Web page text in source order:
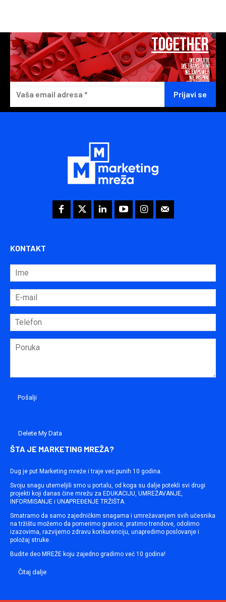
KONTAKT
Delete My Data
ŠTA JE MARKETING MREŽA?
Dug je put Marketing mreže i traje već punih 10 godina.
Svoju snagu utemeljili smo u portalu, od koga su dalje potekli svi drugi
projekti koji danas čine mrežu za EDUKACIJU, UMREŽAVANJE,
INFORMISANJE i UNAPREĐENJE TRŽIŠTA.
Smatramo da samo zajedničkim snagama i umrežavanjem svih učesnika
na tržištu možemo da pomerimo granice, pratimo trendove, odolimo
izazovima, razvijemo zdravu konkurenciju, unapredimo poslovanje i
položaj struke.
Budite deo MREŽE koju zajedno gradimo već 10 godina!
Čitaj dalje